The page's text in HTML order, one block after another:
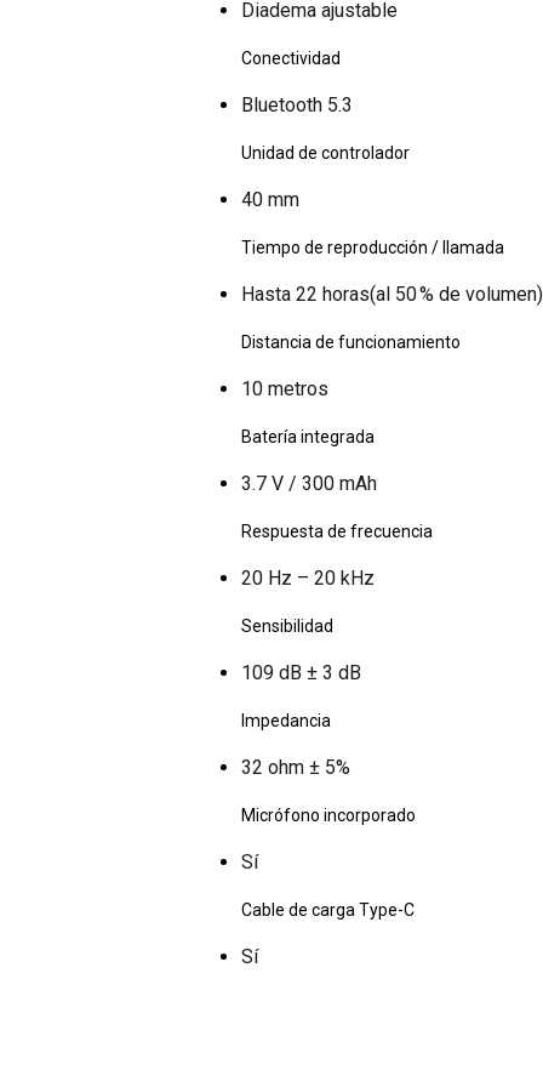
Diadema ajustable
Conectividad
Bluetooth 5.3
Unidad de controlador
40 mm
Tiempo de reproducción / llamada
Hasta 22 horas(al 50 % de volumen)
Distancia de funcionamiento
10 metros
Batería integrada
3.7 V / 300 mAh
Respuesta de frecuencia
20 Hz – 20 kHz
Sensibilidad
109 dB ± 3 dB
Impedancia
32 ohm ± 5%
Micrófono incorporado
Sí
Cable de carga Type-C
Sí